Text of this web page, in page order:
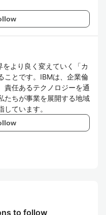
より良く変えていく「カ
ことです。IBMは、企業倫
責任あるテクノロジーを通
たちが事業を展開する地域
ています。
to follow